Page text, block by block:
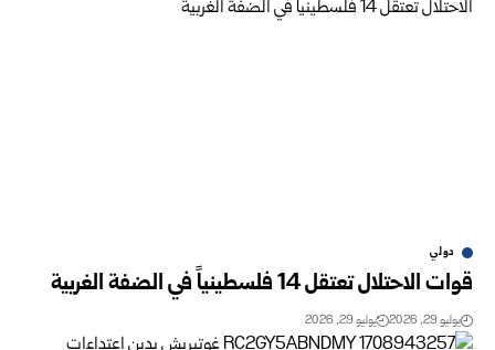
دولي
قوات الاحتلال تعتقل 14 فلسطينياً في الضفة الغربية
يوليو 29, 2026 يوليو 29, 2026